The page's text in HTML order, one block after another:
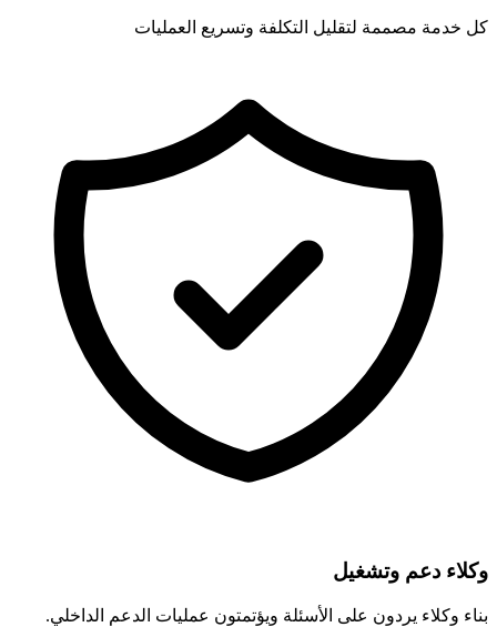
كل خدمة مصممة لتقليل التكلفة وتسريع العمليات
وكلاء دعم وتشغيل
بناء وكلاء يردون على الأسئلة ويؤتمتون عمليات الدعم الداخلي.